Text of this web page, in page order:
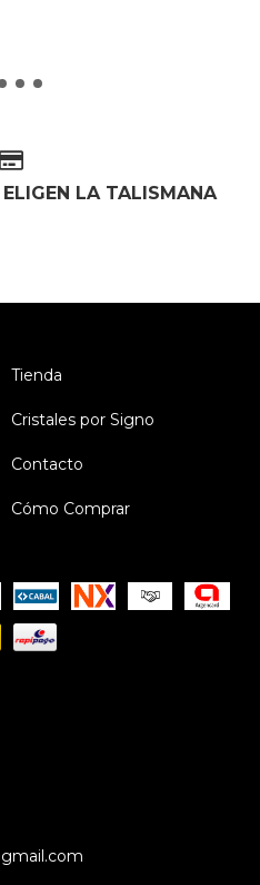
LA TALISMANA
Tienda
Cristales por Signo
Contacto
Cómo Comprar